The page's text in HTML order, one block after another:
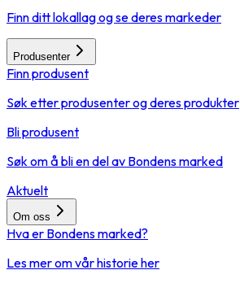
Finn ditt lokallag og se deres markeder
Produsenter
Finn produsent
Søk etter produsenter og deres produkter
Bli produsent
Søk om å bli en del av Bondens marked
Aktuelt
Om oss
Hva er Bondens marked?
Les mer om vår historie her